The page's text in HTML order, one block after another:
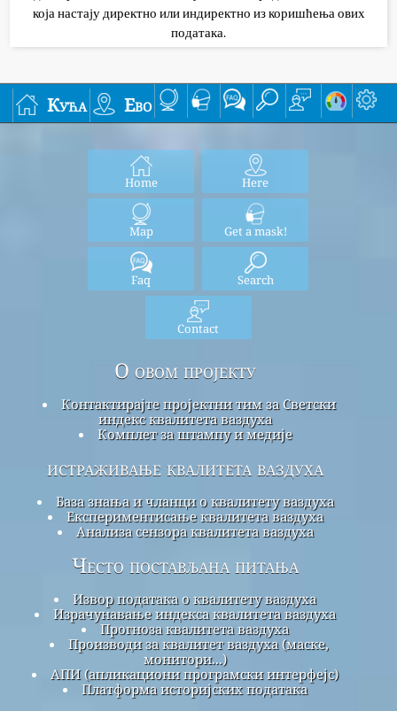
која настају директно или индиректно из коришћења ових
података.
Кућа Ево
Home Here
Map Get a mask!
Faq Search
Contact
О овом пројекту
Контактирајте пројектни тим за Светски
индекс квалитета ваздуха
Комплет за штампу и медије
истраживање квалитета ваздуха
База знања и чланци о квалитету ваздуха
Експериментисање квалитета ваздуха
Анализа сензора квалитета ваздуха
Често постављана питања
Извор података о квалитету ваздуха
Израчунавање индекса квалитета ваздуха
Прогноза квалитета ваздуха
Производи за квалитет ваздуха (маске,
монитори...)
АПИ (апликациони програмски интерфејс)
Платформа историјских података